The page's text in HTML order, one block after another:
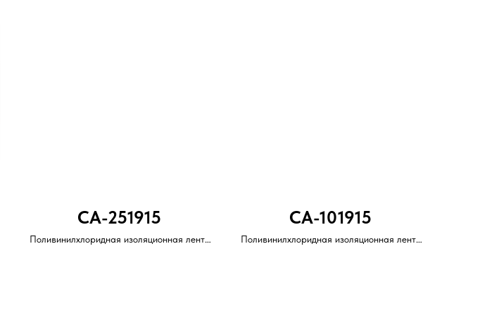
CA-251915
Поливинилхлоридная изоляционная лента
CA-101915
Поливинилхлоридная изоляционная лента